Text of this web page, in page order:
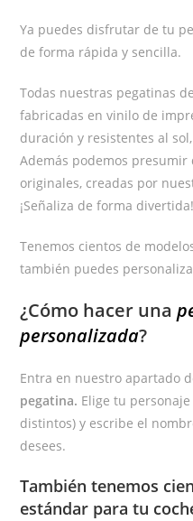
Ya puedes disfrutar de tu
de forma rápida y sencilla.
Todas nuestras pegatinas
fabricadas en vinilo de
duración y resistentes al
Además podemos presumir
originales, creadas por
¡Señaliza de forma divertida!
Tenemos cientos de
también puedes
¿Cómo hacer una
personalizada?
Entra en nuestro apartado
pegatina. Elige tu
distintos) y escribe el
desees.
También tenemos
estándar para tu